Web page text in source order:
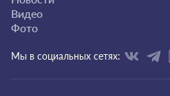
Видео
Фото
Мы в социальных сетях: